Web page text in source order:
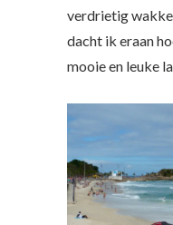
verdrietig
dacht ik eraan
mooie en leuke